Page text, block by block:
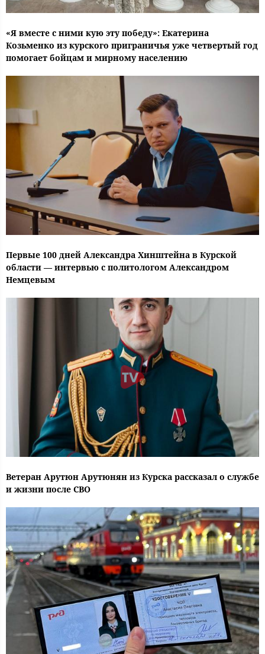
«Я вместе с ними кую эту победу»: Екатерина
Козьменко из курского приграничья уже четвертый год
помогает бойцам и мирному населению
Первые 100 дней Александра Хинштейна в Курской
области — интервью с политологом Александром
Немцевым
Ветеран Арутюн Арутюнян из Курска рассказал о службе
и жизни после СВО